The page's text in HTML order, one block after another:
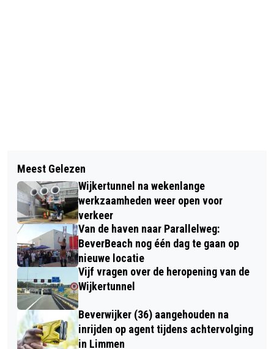
INFLUENCERS EN VRIJWILLIGERS
ZETTEN ZICH IN VOOR
WENSAMBULANCE TIJDENS
BENEFIETWEDSTRIJD
TELSTAR BEHOUDT ONGESLAGEN
OEFENSTATUS
Meest Gelezen
Wijkertunnel na wekenlange
werkzaamheden weer open voor
verkeer
Van de haven naar Parallelweg:
BeverBeach nog één dag te gaan op
nieuwe locatie
Vijf vragen over de heropening van de
Wijkertunnel
Beverwijker (36) aangehouden na
inrijden op agent tijdens achtervolging
in Limmen